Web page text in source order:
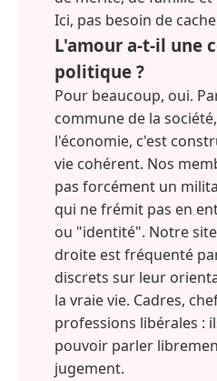
Ici, pas besoin de
L'amour a-t-il une
politique ?
Pour beaucoup, oui.
commune de la
l'économie, c'est
vie cohérent. Nos
pas forcément un
qui ne frémit pas en
ou "identité". Notre
droite est fréquenté
discrets sur leur
la vraie vie. Cadres,
professions libérales :
pouvoir parler
jugement.